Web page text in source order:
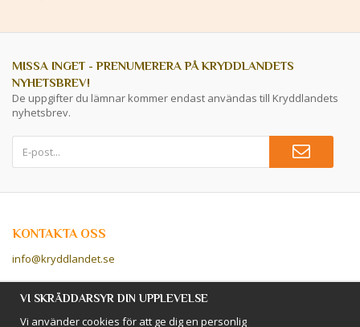
MISSA INGET - PRENUMERERA PÅ KRYDDLANDETS
NYHETSBREV!
De uppgifter du lämnar kommer endast användas till Kryddlandets
nyhetsbrev.
KONTAKTA OSS
info@kryddlandet.se
Följ oss på Facebook!
VI SKRÄDDARSYR DIN UPPLEVELSE
Vi använder cookies för att ge dig en personlig